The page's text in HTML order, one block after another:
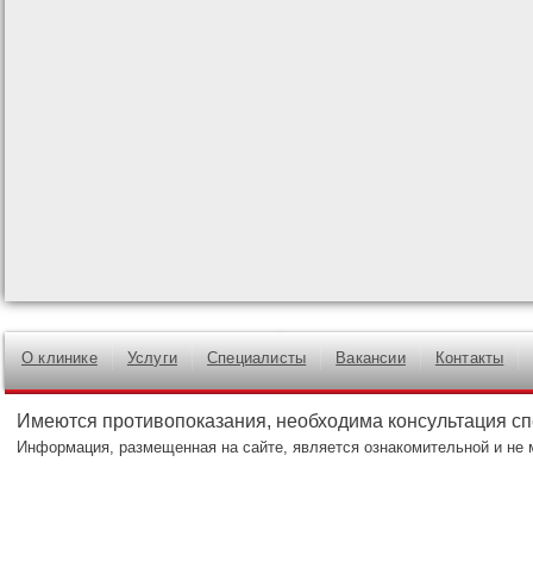
О клинике Услуги Специалисты Вакансии Контакты
Имеются противопоказания, необходима консультация
Информация, размещенная на сайте, является ознакомительной и